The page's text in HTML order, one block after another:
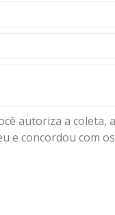
autoriza a
e concordou com